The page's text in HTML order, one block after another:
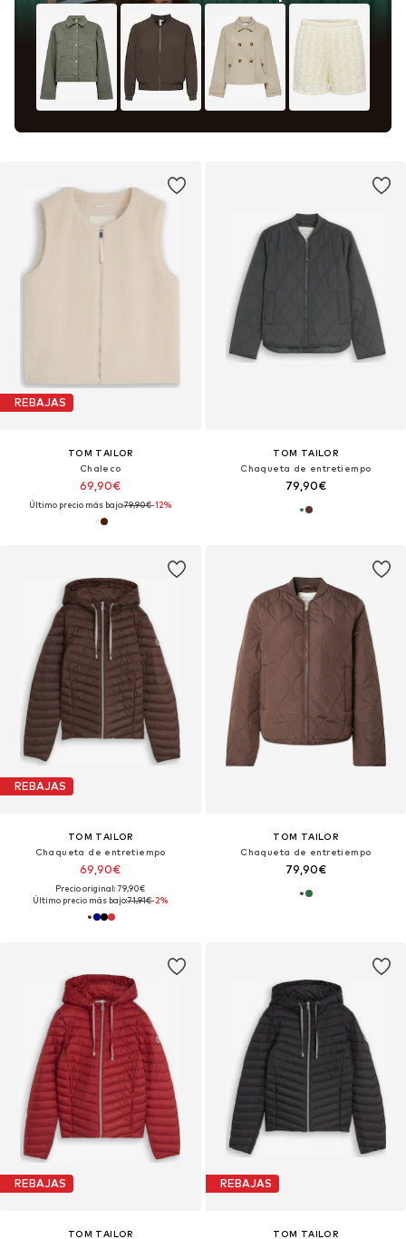
REBAJAS
TOM TAILOR
Chaleco
69,90€
Último precio más bajo:79,90€-12%
TOM TAILOR
Chaqueta de entretiempo
79,90€
REBAJAS
TOM TAILOR
Chaqueta de entretiempo
69,90€
Precio original: 79,90€
Último precio más bajo:71,91€-2%
TOM TAILOR
Chaqueta de entretiempo
79,90€
REBAJAS
TOM TAILOR
REBAJAS
TOM TAILOR